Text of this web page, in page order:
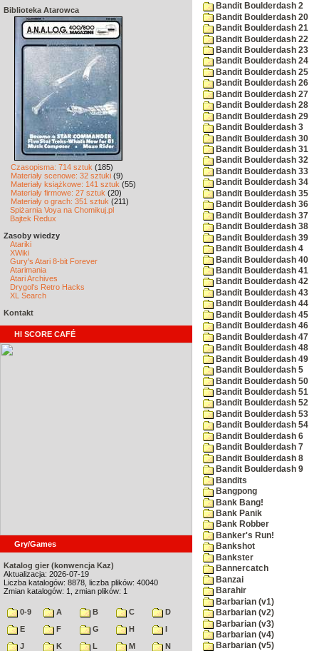
Biblioteka Atarowca
Czasopisma: 714 sztuk (185)
Materiały scenowe: 32 sztuki (9)
Materiały książkowe: 141 sztuk (55)
Materiały firmowe: 27 sztuk (20)
Materiały o grach: 351 sztuk (211)
Spiżarnia Voya na Chomikuj.pl
Bajtek Redux
Zasoby wiedzy
Atariki
XWiki
Gury's Atari 8-bit Forever
Atarimania
Atari Archives
Drygol's Retro Hacks
XL Search
Kontakt
HI SCORE CAFÉ
Gry/Games
Katalog gier (konwencja Kaz)
Aktualizacja: 2026-07-19
Liczba katalogów: 8878, liczba plików: 40040
Zmian katalogów: 1, zmian plików: 1
0-9 A B C
D
E
F G H
I
J
K L M
N
Bandit Boulderdash 2
Bandit Boulderdash 20
Bandit Boulderdash 21
Bandit Boulderdash 22
Bandit Boulderdash 23
Bandit Boulderdash 24
Bandit Boulderdash 25
Bandit Boulderdash 26
Bandit Boulderdash 27
Bandit Boulderdash 28
Bandit Boulderdash 29
Bandit Boulderdash 3
Bandit Boulderdash 30
Bandit Boulderdash 31
Bandit Boulderdash 32
Bandit Boulderdash 33
Bandit Boulderdash 34
Bandit Boulderdash 35
Bandit Boulderdash 36
Bandit Boulderdash 37
Bandit Boulderdash 38
Bandit Boulderdash 39
Bandit Boulderdash 4
Bandit Boulderdash 40
Bandit Boulderdash 41
Bandit Boulderdash 42
Bandit Boulderdash 43
Bandit Boulderdash 44
Bandit Boulderdash 45
Bandit Boulderdash 46
Bandit Boulderdash 47
Bandit Boulderdash 48
Bandit Boulderdash 49
Bandit Boulderdash 5
Bandit Boulderdash 50
Bandit Boulderdash 51
Bandit Boulderdash 52
Bandit Boulderdash 53
Bandit Boulderdash 54
Bandit Boulderdash 6
Bandit Boulderdash 7
Bandit Boulderdash 8
Bandit Boulderdash 9
Bandits
Bangpong
Bank Bang!
Bank Panik
Bank Robber
Banker's Run!
Bankshot
Bankster
Bannercatch
Banzai
Barahir
Barbarian (v1)
Barbarian (v2)
Barbarian (v3)
Barbarian (v4)
Barbarian (v5)